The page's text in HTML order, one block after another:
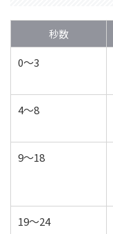
秒数
0〜3
4〜8
9〜18
19〜24